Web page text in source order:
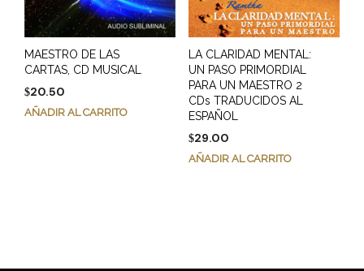
MAESTRO DE LAS
CARTAS, CD MUSICAL
$20.50
AÑADIR AL CARRITO
LA CLARIDAD MENTAL:
UN PASO PRIMORDIAL
PARA UN MAESTRO 2
CDs TRADUCIDOS AL
ESPAÑOL
$29.00
AÑADIR AL CARRITO